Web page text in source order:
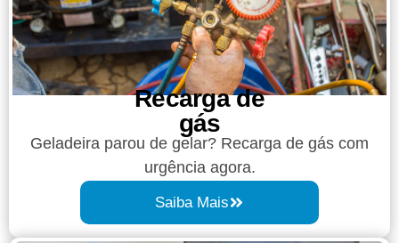
Recarga de
gás
Geladeira parou de gelar? Recarga de gás com
urgência agora.
Saiba Mais